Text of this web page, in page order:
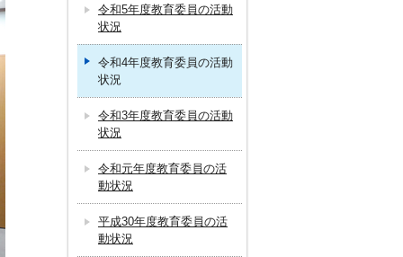
令和5年度教育委員の活動
状況
令和4年度教育委員の活動
状況
令和3年度教育委員の活動
状況
令和元年度教育委員の活
動状況
平成30年度教育委員の活
動状況